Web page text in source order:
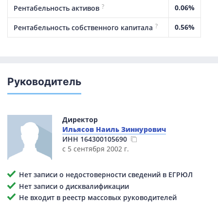
Рентабельность активов ? 0.06%
Рентабельность собственного капитала ? 0.56%
Руководитель
Директор
Ильясов Наиль Зиннурович
ИНН 164300105690
с 5 сентября 2002 г.
Нет записи о недостоверности сведений в ЕГРЮЛ
Нет записи о дисквалификации
Не входит в реестр массовых руководителей